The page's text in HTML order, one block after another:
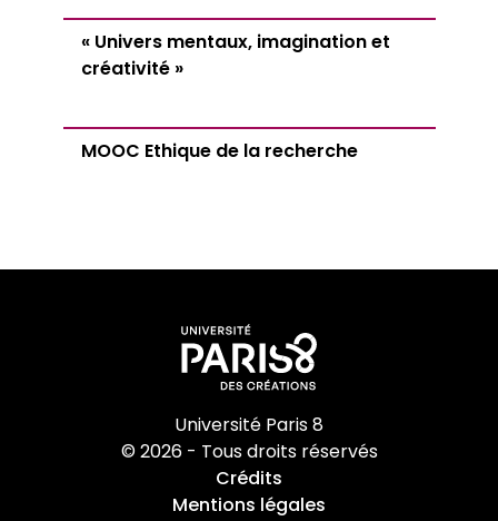
« Univers mentaux, imagination et
créativité »
MOOC Ethique de la recherche
Université Paris 8
© 2026 - Tous droits réservés
Crédits
Mentions légales